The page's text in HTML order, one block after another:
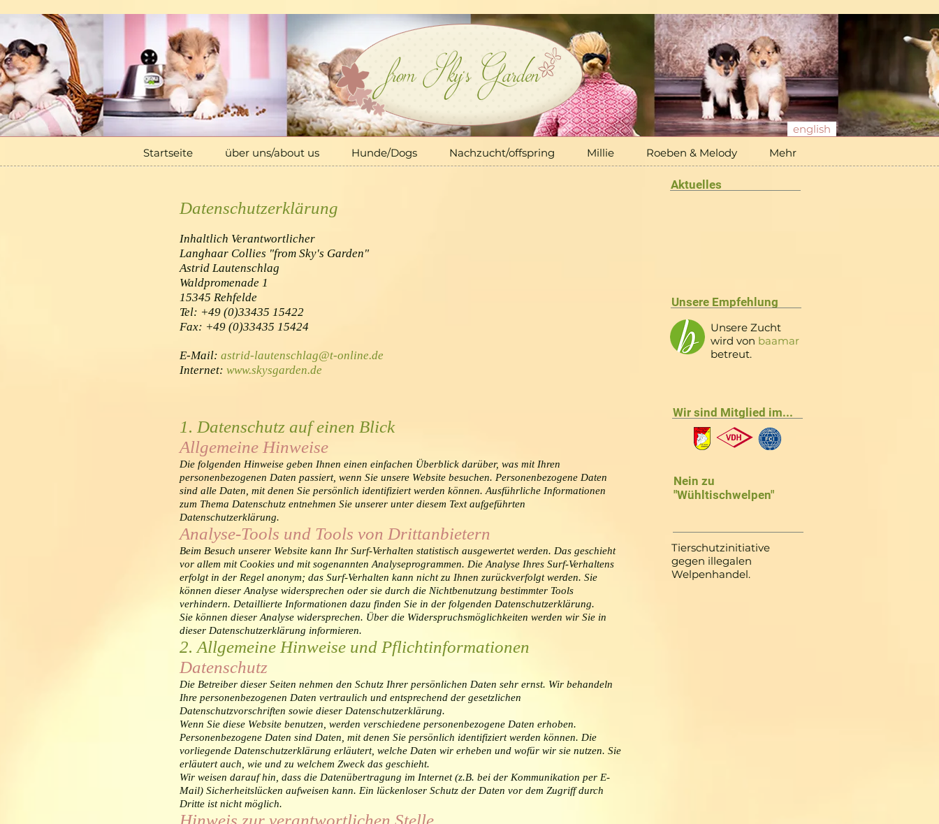
Startseite über uns/about us Hunde/Dogs Millie
More
english
Startseite
über uns/about us Hunde/Dogs Nachzucht/offspring Millie Roeben & Melody Mehr
Aktuelles
Unsere Empfehlung
Unsere Zucht
wird von baamar
betreut.
Wir sind Mitglied im...
Nein zu
"Wühltischwelpen"
Tierschutzinitiative
gegen illegalen
Welpenhandel.
Datenschutzerklärung
Inhaltlich Verantwortlicher
Langhaar Collies "from Sky's Garden"
Astrid Lautenschlag
Waldpromenade 1
15345 Rehfelde
Tel: +49 (0)33435 15422
Fax: +49 (0)33435 15424
E-Mail: astrid-lautenschlag@t-online.de
Internet: www.skysgarden.de
1. Datenschutz auf einen Blick
Allgemeine Hinweise
Die folgenden Hinweise geben Ihnen einen einfachen Überblick darüber, was mit Ihren
personenbezogenen Daten passiert, wenn Sie unsere Website besuchen. Personenbezogene Daten
sind alle Daten, mit denen Sie persönlich identifiziert werden können. Ausführliche Informationen
zum Thema Datenschutz entnehmen Sie unserer unter diesem Text aufgeführten
Datenschutzerklärung.
Analyse-Tools und Tools von Drittanbietern
Beim Besuch unserer Website kann Ihr Surf-Verhalten statistisch ausgewertet werden. Das geschieht
vor allem mit Cookies und mit sogenannten Analyseprogrammen. Die Analyse Ihres Surf-Verhaltens
erfolgt in der Regel anonym; das Surf-Verhalten kann nicht zu Ihnen zurückverfolgt werden. Sie
können dieser Analyse widersprechen oder sie durch die Nichtbenutzung bestimmter Tools
verhindern. Detaillierte Informationen dazu finden Sie in der folgenden Datenschutzerklärung.
Sie können dieser Analyse widersprechen. Über die Widerspruchsmöglichkeiten werden wir Sie in
dieser Datenschutzerklärung informieren.
2. Allgemeine Hinweise und Pflichtinformationen
Datenschutz
Die Betreiber dieser Seiten nehmen den Schutz Ihrer persönlichen Daten sehr ernst. Wir behandeln
Ihre personenbezogenen Daten vertraulich und entsprechend der gesetzlichen
Datenschutzvorschriften sowie dieser Datenschutzerklärung.
Wenn Sie diese Website benutzen, werden verschiedene personenbezogene Daten erhoben.
Personenbezogene Daten sind Daten, mit denen Sie persönlich identifiziert werden können. Die
vorliegende Datenschutzerklärung erläutert, welche Daten wir erheben und wofür wir sie nutzen. Sie
erläutert auch, wie und zu welchem Zweck das geschieht.
Wir weisen darauf hin, dass die Datenübertragung im Internet (z.B. bei der Kommunikation per E-
Mail) Sicherheitslücken aufweisen kann. Ein lückenloser Schutz der Daten vor dem Zugriff durch
Dritte ist nicht möglich.
Hinweis zur verantwortlichen Stelle